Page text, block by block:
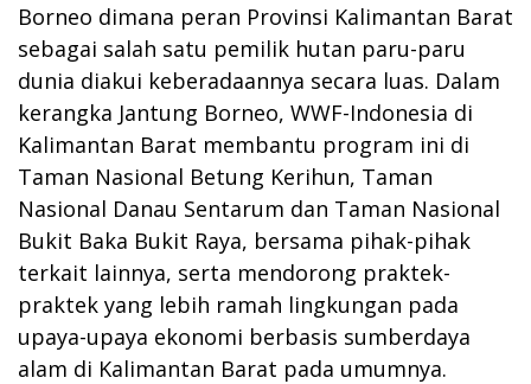
Borneo dimana peran Provinsi Kalimantan Barat
sebagai salah satu pemilik hutan paru-paru
dunia diakui keberadaannya secara luas. Dalam
kerangka Jantung Borneo, WWF-Indonesia di
Kalimantan Barat membantu program ini di
Taman Nasional Betung Kerihun, Taman
Nasional Danau Sentarum dan Taman Nasional
Bukit Baka Bukit Raya, bersama pihak-pihak
terkait lainnya, serta mendorong praktek-
praktek yang lebih ramah lingkungan pada
upaya-upaya ekonomi berbasis sumberdaya
alam di Kalimantan Barat pada umumnya.